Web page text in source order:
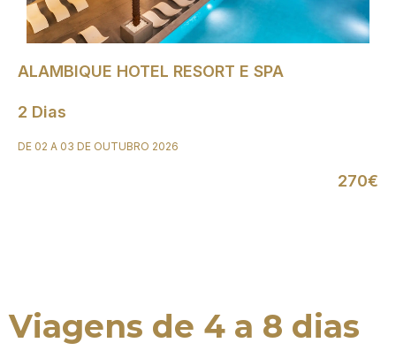
ALAMBIQUE HOTEL RESORT E SPA
2 Dias
DE 02 A 03 DE OUTUBRO 2026
270€
Viagens de 4 a 8 dias